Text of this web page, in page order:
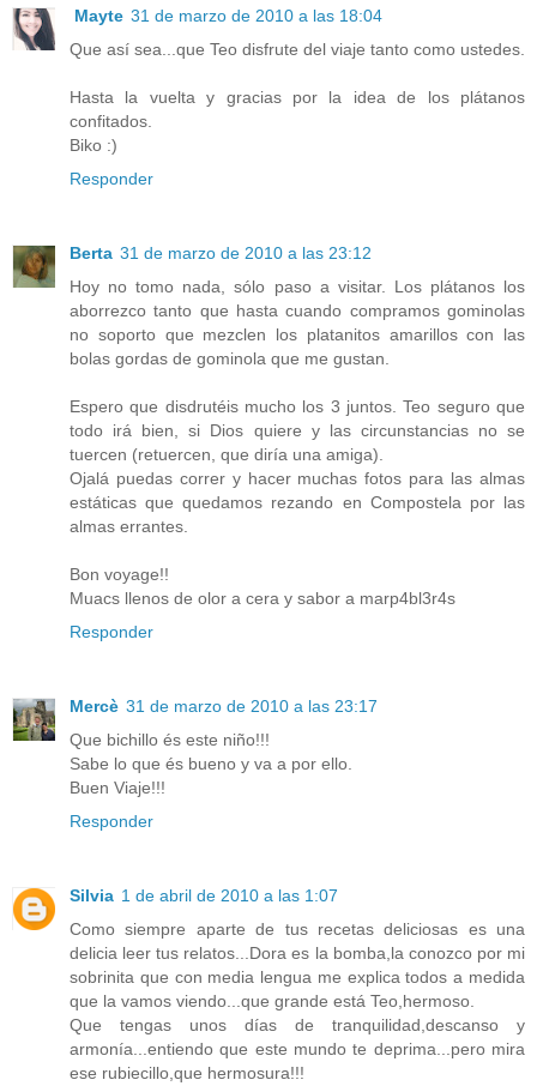
Mayte 31 de marzo de 2010 a las 18:04
Que así sea...que Teo disfrute del viaje tanto como ustedes.
Hasta la vuelta y gracias por la idea de los plátanos
confitados.
Biko :)
Responder
Berta 31 de marzo de 2010 a las 23:12
Hoy no tomo nada, sólo paso a visitar. Los plátanos los
aborrezco tanto que hasta cuando compramos gominolas
no soporto que mezclen los platanitos amarillos con las
bolas gordas de gominola que me gustan.
Espero que disdrutéis mucho los 3 juntos. Teo seguro que
todo irá bien, si Dios quiere y las circunstancias no se
tuercen (retuercen, que diría una amiga).
Ojalá puedas correr y hacer muchas fotos para las almas
estáticas que quedamos rezando en Compostela por las
almas errantes.
Bon voyage!!
Muacs llenos de olor a cera y sabor a marp4bl3r4s
Responder
Mercè 31 de marzo de 2010 a las 23:17
Que bichillo és este niño!!!
Sabe lo que és bueno y va a por ello.
Buen Viaje!!!
Responder
Silvia 1 de abril de 2010 a las 1:07
Como siempre aparte de tus recetas deliciosas es una
delicia leer tus relatos...Dora es la bomba,la conozco por mi
sobrinita que con media lengua me explica todos a medida
que la vamos viendo...que grande está Teo,hermoso.
Que tengas unos días de tranquilidad,descanso y
armonía...entiendo que este mundo te deprima...pero mira
ese rubiecillo,que hermosura!!!